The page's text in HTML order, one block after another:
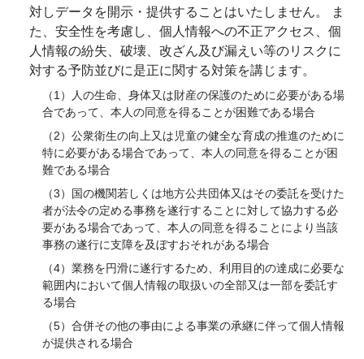
対しデータを開示・提供することはいたしません。 ま
た、安全性を考慮し、個人情報への不正アクセス、個
人情報の紛失、破壊、改ざん及び漏えい等のリスクに
対する予防並びに是正に関する対策を講じます。
（1）人の生命、身体又は財産の保護のために必要がある場
合であって、本人の同意を得ることが困難である場合
（2）公衆衛生の向上又は児童の健全な育成の推進のために
特に必要がある場合であって、本人の同意を得ることが困
難である場合
（3）国の機関若しくは地方公共団体又はその委託を受けた
者が法令の定める事務を遂行することに対して協力する必
要がある場合であって、本人の同意を得ることにより当該
事務の遂行に支障を及ぼすおそれがある場合
（4）業務を円滑に遂行するため、利用目的の達成に必要な
範囲内において個人情報の取扱いの全部又は一部を委託す
る場合
（5）合併その他の事由による事業の承継に伴って個人情報
が提供される場合